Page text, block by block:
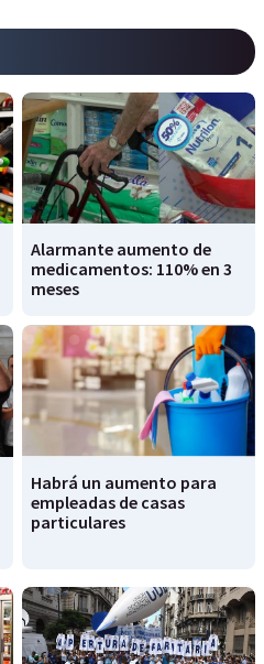
Alarmante aumento de
medicamentos: 110% en 3
meses
Habrá un aumento para
empleadas de casas
particulares